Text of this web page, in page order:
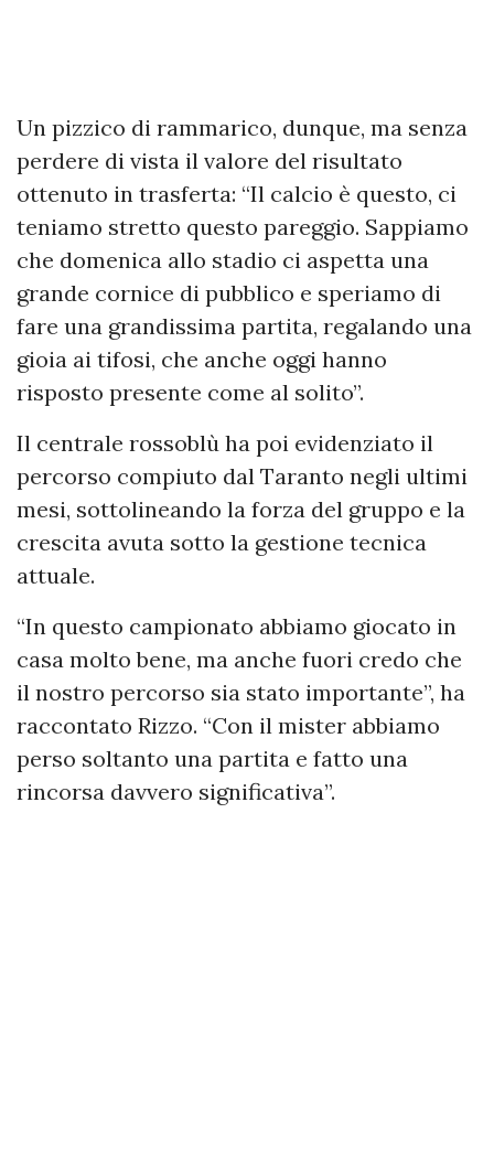
Un pizzico di rammarico, dunque, ma senza
perdere di vista il valore del risultato
ottenuto in trasferta: “Il calcio è questo, ci
teniamo stretto questo pareggio. Sappiamo
che domenica allo stadio ci aspetta una
grande cornice di pubblico e speriamo di
fare una grandissima partita, regalando una
gioia ai tifosi, che anche oggi hanno
risposto presente come al solito”.
Il centrale rossoblù ha poi evidenziato il
percorso compiuto dal Taranto negli ultimi
mesi, sottolineando la forza del gruppo e la
crescita avuta sotto la gestione tecnica
attuale.
“In questo campionato abbiamo giocato in
casa molto bene, ma anche fuori credo che
il nostro percorso sia stato importante”, ha
raccontato Rizzo. “Con il mister abbiamo
perso soltanto una partita e fatto una
rincorsa davvero significativa”.